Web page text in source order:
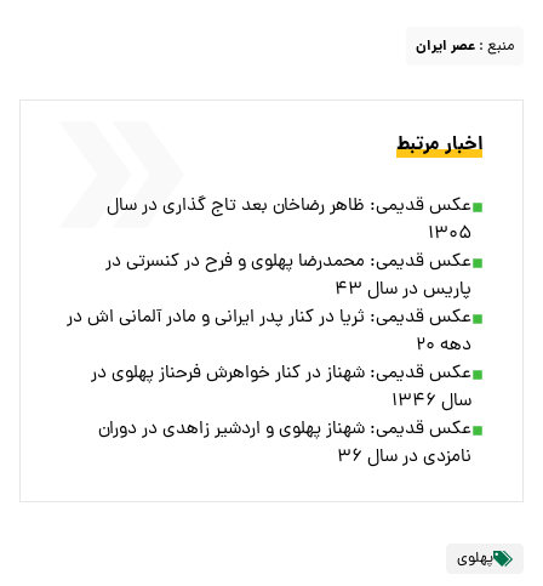
منبع : عصر ایران
اخبار مرتبط
عکس قدیمی: ظاهر رضاخان بعد تاج گذاری در سال
۱۳۰۵
عکس قدیمی: محمدرضا پهلوی و فرح در کنسرتی در
پاریس در سال ۴۳
عکس قدیمی: ثریا در کنار پدر ایرانی و مادر آلمانی اش در
دهه ۲۰
عکس قدیمی: شهناز در کنار خواهرش فرحناز پهلوی در
سال ۱۳۴۶
عکس قدیمی: شهناز پهلوی و اردشیر زاهدی در دوران
نامزدی در سال ۳۶
پهلوی